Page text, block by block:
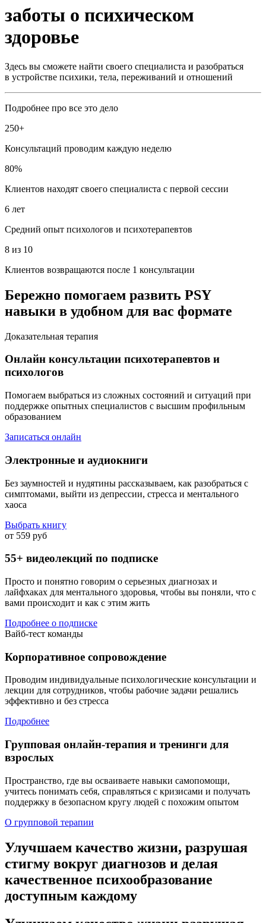
заботы о психическом
здоровье
Здесь вы сможете найти своего специалиста и разобраться
в устройстве психики, тела, переживаний и отношений
Подробнее про все это дело
250+
Консультаций проводим каждую неделю
80%
Клиентов находят своего специалиста с первой сессии
6 лет
Средний опыт психологов и психотерапевтов
8 из 10
Клиентов возвращаются после 1 консультации
Бережно помогаем развить PSY
навыки в удобном для вас формате
Доказательная терапия
Онлайн консультации психотерапевтов и
психологов
Помогаем выбраться из сложных состояний и ситуаций при
поддержке опытных специалистов с высшим профильным
образованием
Записаться онлайн
Электронные и аудиокниги
Без заумностей и нудятины рассказываем, как разобраться с
симптомами, выйти из депрессии, стресса и ментального
хаоса
Выбрать книгу
от 559 руб
55+ видеолекций по подписке
Просто и понятно говорим о серьезных диагнозах и
лайфхаках для ментального здоровья, чтобы вы поняли, что с
вами происходит и как с этим жить
Подробнее о подписке
Вайб-тест команды
Корпоративное сопровождение
Проводим индивидуальные психологические консультации и
лекции для сотрудников, чтобы рабочие задачи решались
эффективно и без стресса
Подробнее
Групповая онлайн-терапия и тренинги для
взрослых
Пространство, где вы осваиваете навыки самопомощи,
учитесь понимать себя, справляться с кризисами и получать
поддержку в безопасном кругу людей с похожим опытом
О групповой терапии
Улучшаем качество жизни, разрушая
стигму вокруг диагнозов и делая
качественное психообразование
доступным каждому